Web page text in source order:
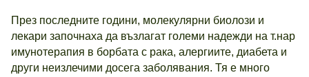
През последните години, молекулярни биолози и
лекари започнаха да възлагат големи надежди на т.нар
имунотерапия в борбата с рака, алергиите, диабета и
други неизлечими досега заболявания. Тя е много